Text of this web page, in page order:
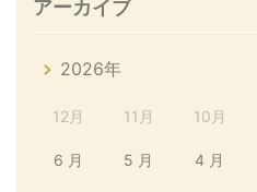
アーカイブ
2026年
12月 11月 10月
6 月 5 月 4 月